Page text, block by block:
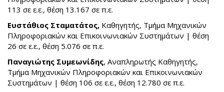
113 σε ε.ε., θέση 13.167 σε π.ε.
Ευστάθιος Σταματάτος, Καθηγητής, Τμήμα Μηχανικών
Πληροφοριακών και Επικοινωνιακών Συστημάτων | θέση
26 σε ε.ε., θέση 5.076 σε π.ε.
Παναγιώτης Συμεωνίδης, Αναπληρωτής Καθηγητής,
Τμήμα Μηχανικών Πληροφοριακών και Επικοινωνιακών
Συστημάτων | θέση 106 σε ε.ε., θέση 12.780 σε π.ε.